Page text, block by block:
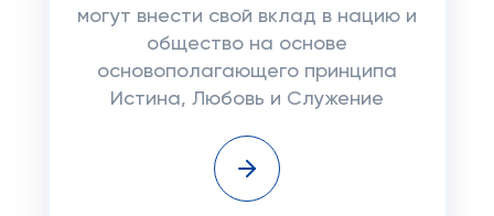
могут внести свой вклад в нацию и
общество на основе
основополагающего принципа
Истина, Любовь и Служение